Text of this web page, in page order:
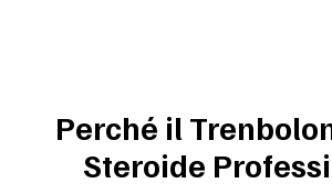
Perché il
Steroide